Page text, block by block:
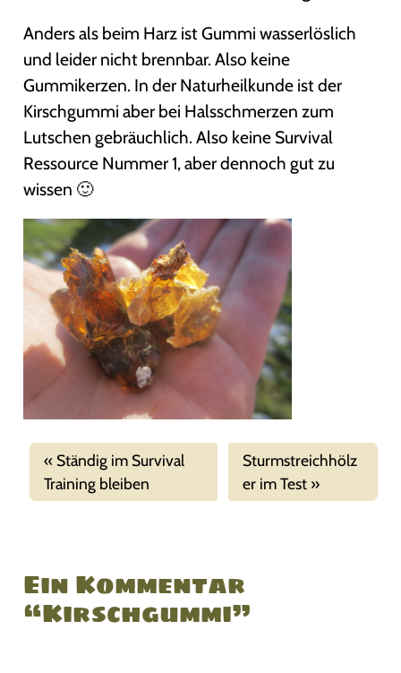
Anders als beim Harz ist Gummi wasserlöslich
und leider nicht brennbar. Also keine
Gummikerzen. In der Naturheilkunde ist der
Kirschgummi aber bei Halsschmerzen zum
Lutschen gebräuchlich. Also keine Survival
Ressource Nummer 1, aber dennoch gut zu
wissen 🙂
Ständig im Survival
Training bleiben
Sturmstreichhölz
er im Test
Ein Kommentar
“Kirschgummi”